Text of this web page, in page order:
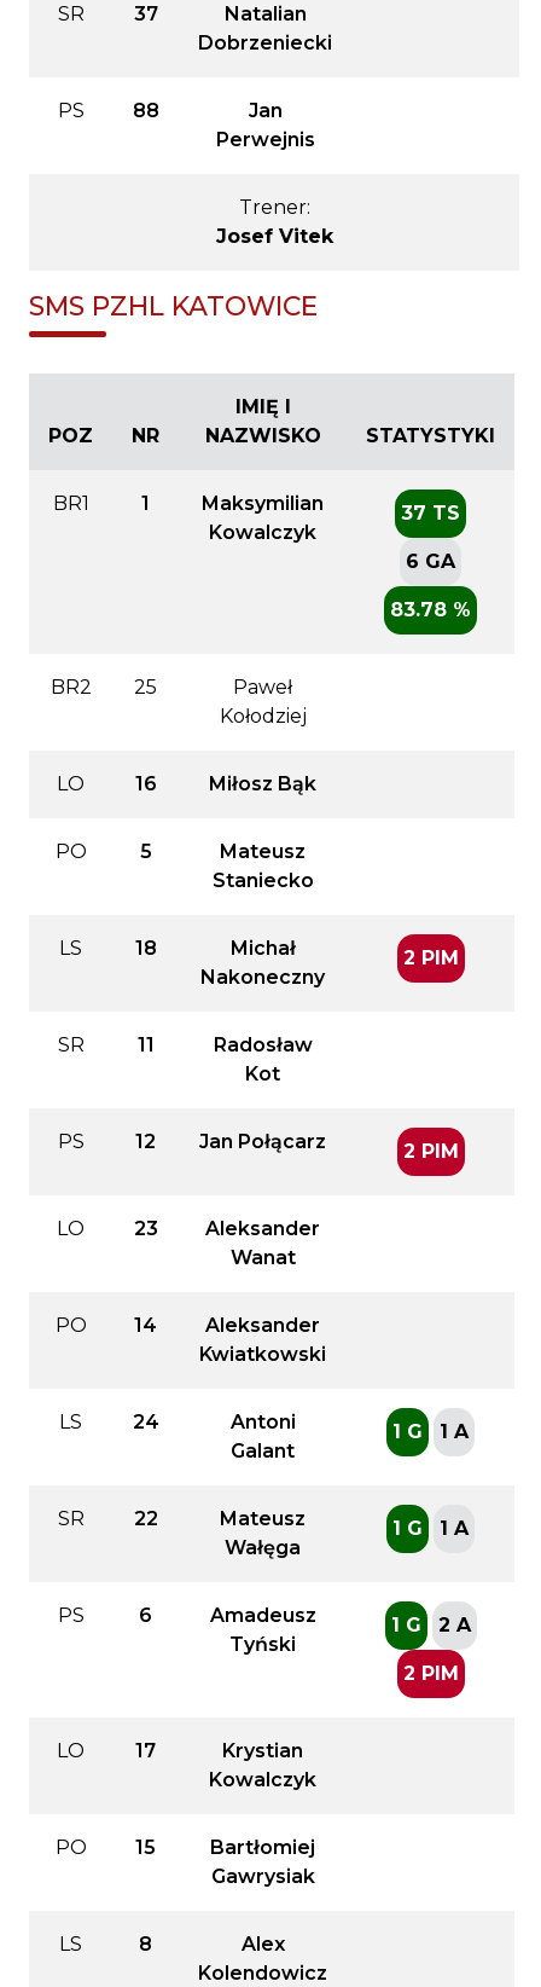
SR 37
Natalian
Dobrzeniecki
PS 88
Jan
Perwejnis
Trener:
Josef Vitek
SMS PZHL KATOWICE
POZ NR
IMIĘ I
NAZWISKO
STATYSTYKI
BR1 1
Maksymilian
Kowalczyk
37 TS
6 GA
83.78 %
BR2 25
Paweł
Kołodziej
LO 16 Miłosz Bąk
PO 5
Mateusz
Staniecko
LS 18
Michał
Nakoneczny
2 PIM
SR 11
Radosław
Kot
PS 12 Jan Połącarz 2 PIM
LO 23
Aleksander
Wanat
PO 14
Aleksander
Kwiatkowski
LS 24
Antoni
Galant
1 G 1 A
SR 22
Mateusz
Wałęga
1 G 1 A
PS 6
Amadeusz
Tyński
1 G 2 A
2 PIM
LO 17
Krystian
Kowalczyk
PO 15
Bartłomiej
Gawrysiak
LS 8
Alex
Kolendowicz